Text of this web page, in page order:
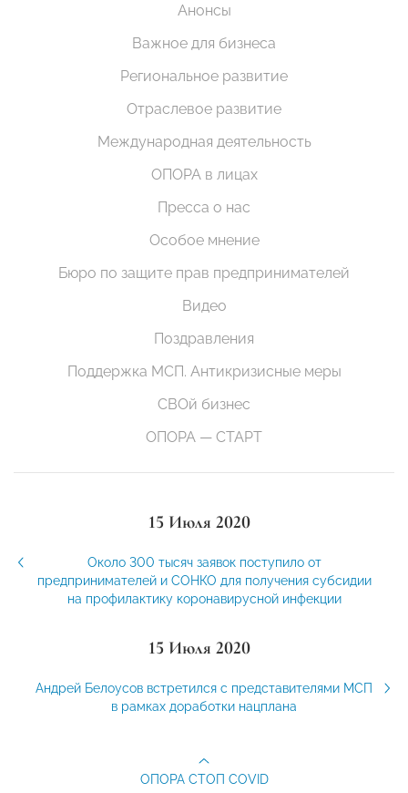
Анонсы
Важное для бизнеса
Региональное развитие
Отраслевое развитие
Международная деятельность
ОПОРА в лицах
Пресса о нас
Особое мнение
Бюро по защите прав предпринимателей
Видео
Поздравления
Поддержка МСП. Антикризисные меры
СВОй бизнес
ОПОРА — СТАРТ
15 Июля 2020
Около 300 тысяч заявок поступило от
предпринимателей и СОНКО для получения субсидии
на профилактику коронавирусной инфекции
15 Июля 2020
Андрей Белоусов встретился с представителями МСП
в рамках доработки нацплана
ОПОРА СТОП COVID